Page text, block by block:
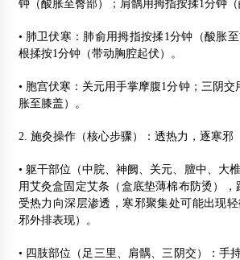
钟（酸胀至臀部）；肩髃用拇指按揉1分钟（
• 肺卫伏寒：肺俞用拇指按揉1分钟（酸胀
根揉按1分钟（带动胸腔起伏）。
• 胞宫伏寒：关元用手掌摩腹1分钟；三阴交
胀至膝盖）。
2. 施灸操作（核心步骤）：透热力，逐寒邪
• 躯干部位（中脘、神阙、关元、膻中、大
用艾灸盒固定艾条（盒底垫薄棉布防烫），
受热力向深层渗透，寒邪聚集处可能出现
邪外排表现）。
• 四肢部位（足三里、肩髃、三阴交）：手